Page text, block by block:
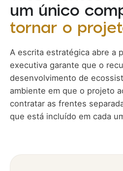
um único
tornar o
A escrita estratégica abre a
executiva garante que o
desenvolvimento de
ambiente em que o projeto
contratar as frentes
que está incluído em cada